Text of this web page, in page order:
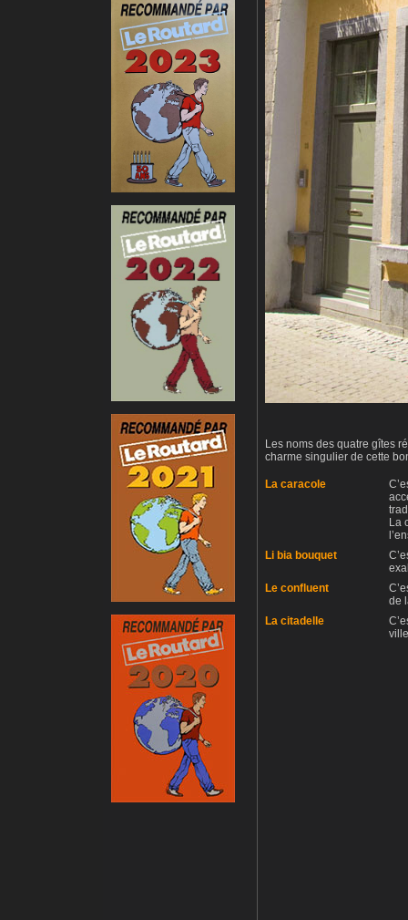
Les noms des quatre gîtes
charme singulier de cette
La caracole
La
Li bia bouquet
Le confluent
de
La citadelle